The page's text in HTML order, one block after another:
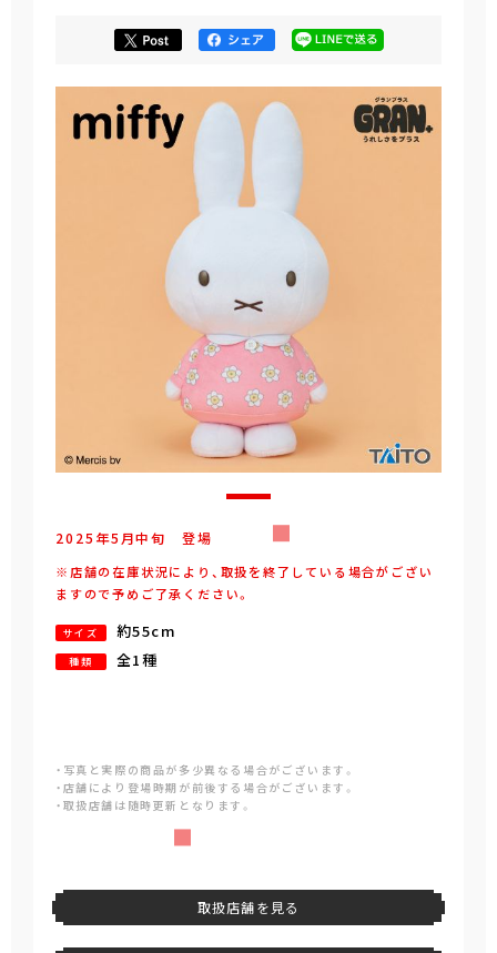
2025年5 月中旬 登場
※店舗の在庫状況により、取扱を終了している場合がござい
ますので予めご了承ください。
サイズ 約55cm
種類 全1種
・写真と実際の商品が多少異なる場合がございます。
・店舗により登場時期が前後する場合がございます。
・取扱店舗は随時更新となります。
取扱店舗を見る